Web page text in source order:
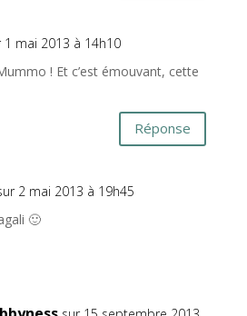
1 mai 2013 à 14h10
! Et c’est émouvant, cette
Réponse
2 mai 2013 à 19h45
🙂